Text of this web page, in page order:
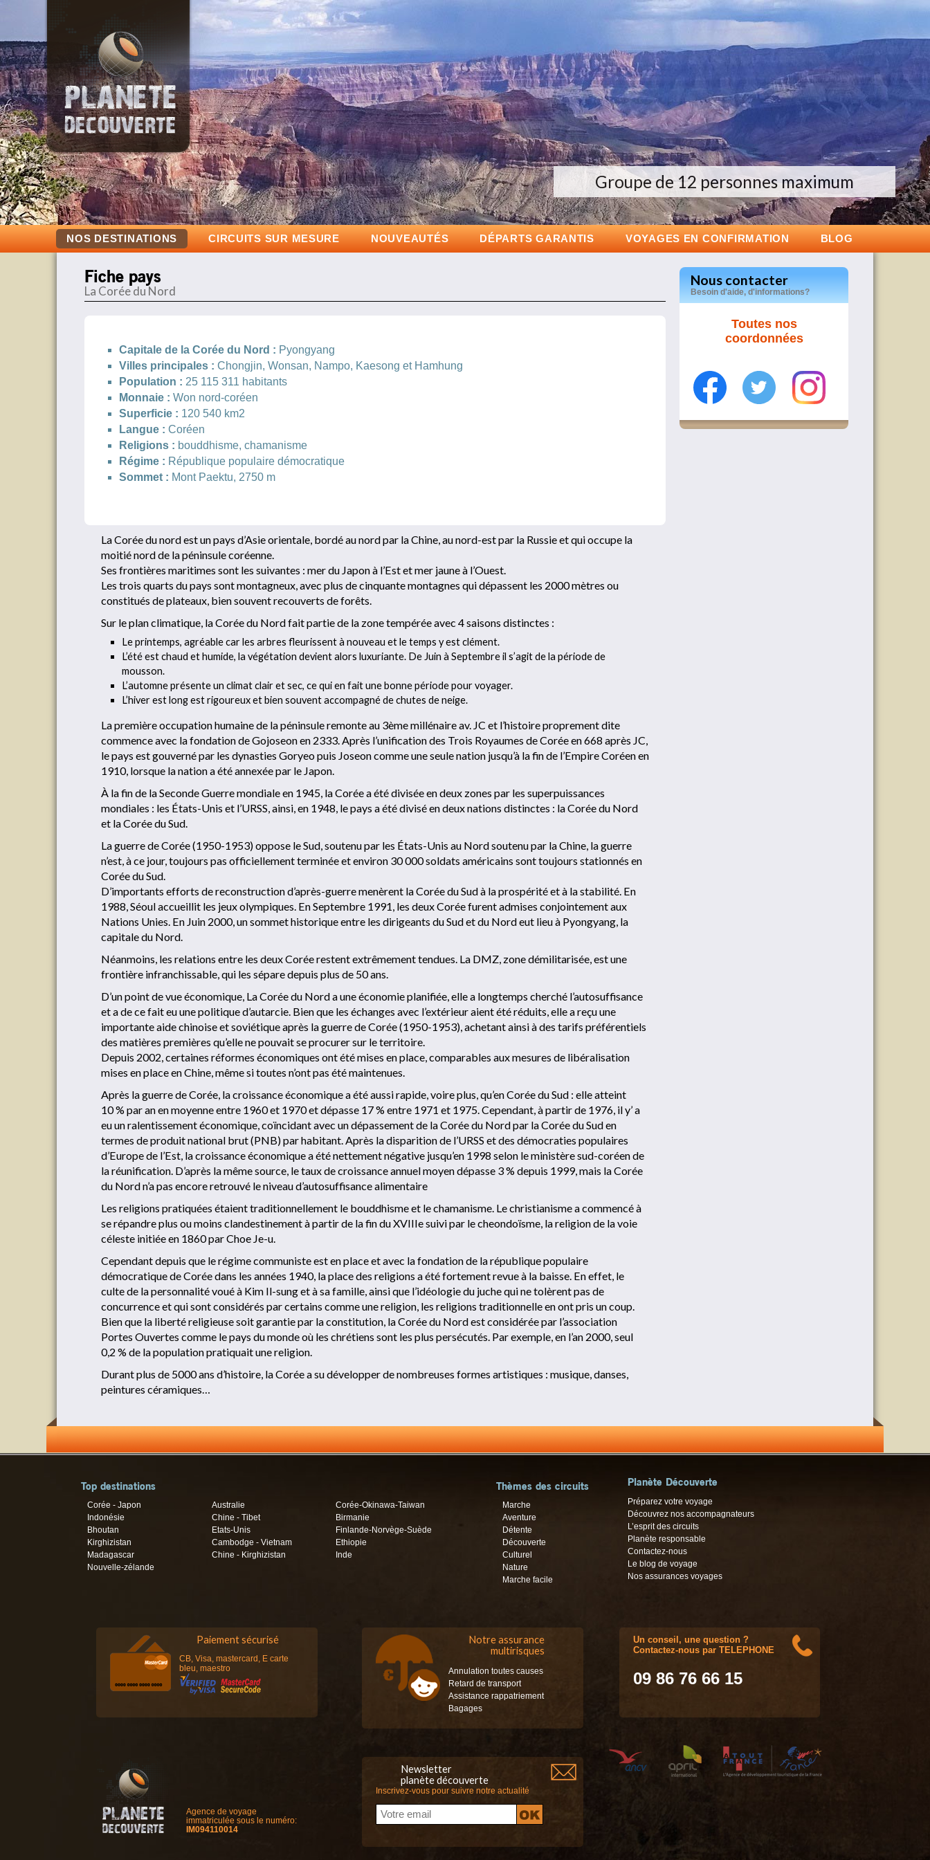
Groupes de 6 à 12 personnes
Des groupes de 6 à 12 personnes
Groupe de 12 personnes maximum
NOS DESTINATIONS CIRCUITS SUR MESURE NOUVEAUTÉS DÉPARTS GARANTIS VOYAGES EN CONFIRMATION BLOG
Fiche pays
La Corée du Nord
Capitale de la Corée du Nord : Pyongyang
Villes principales : Chongjin, Wonsan, Nampo, Kaesong et Hamhung
Population : 25 115 311 habitants
Monnaie : Won nord-coréen
Superficie : 120 540 km2
Langue : Coréen
Religions : bouddhisme, chamanisme
Régime : République populaire démocratique
Sommet : Mont Paektu, 2750 m
La Corée du nord est un pays d’Asie orientale, bordé au nord par la Chine, au nord-est par la Russie et qui occupe la
moitié nord de la péninsule coréenne.
Ses frontières maritimes sont les suivantes : mer du Japon à l’Est et mer jaune à l’Ouest.
Les trois quarts du pays sont montagneux, avec plus de cinquante montagnes qui dépassent les 2000 mètres ou
constitués de plateaux, bien souvent recouverts de forêts.
Sur le plan climatique, la Corée du Nord fait partie de la zone tempérée avec 4 saisons distinctes :
Le printemps, agréable car les arbres fleurissent à nouveau et le temps y est clément.
L’été est chaud et humide, la végétation devient alors luxuriante. De Juin à Septembre il s’agit de la période de
mousson.
L’automne présente un climat clair et sec, ce qui en fait une bonne période pour voyager.
L’hiver est long est rigoureux et bien souvent accompagné de chutes de neige.
La première occupation humaine de la péninsule remonte au 3ème millénaire av. JC et l’histoire proprement dite
commence avec la fondation de Gojoseon en 2333. Après l’unification des Trois Royaumes de Corée en 668 après JC,
le pays est gouverné par les dynasties Goryeo puis Joseon comme une seule nation jusqu’à la fin de l’Empire Coréen en
1910, lorsque la nation a été annexée par le Japon.
À la fin de la Seconde Guerre mondiale en 1945, la Corée a été divisée en deux zones par les superpuissances
mondiales : les États-Unis et l’URSS, ainsi, en 1948, le pays a été divisé en deux nations distinctes : la Corée du Nord
et la Corée du Sud.
La guerre de Corée (1950-1953) oppose le Sud, soutenu par les États-Unis au Nord soutenu par la Chine, la guerre
n’est, à ce jour, toujours pas officiellement terminée et environ 30 000 soldats américains sont toujours stationnés en
Corée du Sud.
D’importants efforts de reconstruction d’après-guerre menèrent la Corée du Sud à la prospérité et à la stabilité. En
1988, Séoul accueillit les jeux olympiques. En Septembre 1991, les deux Corée furent admises conjointement aux
Nations Unies. En Juin 2000, un sommet historique entre les dirigeants du Sud et du Nord eut lieu à Pyongyang, la
capitale du Nord.
Néanmoins, les relations entre les deux Corée restent extrêmement tendues. La DMZ, zone démilitarisée, est une
frontière infranchissable, qui les sépare depuis plus de 50 ans.
D’un point de vue économique, La Corée du Nord a une économie planifiée, elle a longtemps cherché l’autosuffisance
et a de ce fait eu une politique d’autarcie. Bien que les échanges avec l’extérieur aient été réduits, elle a reçu une
importante aide chinoise et soviétique après la guerre de Corée (1950-1953), achetant ainsi à des tarifs préférentiels
des matières premières qu’elle ne pouvait se procurer sur le territoire.
Depuis 2002, certaines réformes économiques ont été mises en place, comparables aux mesures de libéralisation
mises en place en Chine, même si toutes n’ont pas été maintenues.
Après la guerre de Corée, la croissance économique a été aussi rapide, voire plus, qu’en Corée du Sud : elle atteint
10 % par an en moyenne entre 1960 et 1970 et dépasse 17 % entre 1971 et 1975. Cependant, à partir de 1976, il y’ a
eu un ralentissement économique, coïncidant avec un dépassement de la Corée du Nord par la Corée du Sud en
termes de produit national brut (PNB) par habitant. Après la disparition de l’URSS et des démocraties populaires
d’Europe de l’Est, la croissance économique a été nettement négative jusqu’en 1998 selon le ministère sud-coréen de
la réunification. D’après la même source, le taux de croissance annuel moyen dépasse 3 % depuis 1999, mais la Corée
du Nord n’a pas encore retrouvé le niveau d’autosuffisance alimentaire
Les religions pratiquées étaient traditionnellement le bouddhisme et le chamanisme. Le christianisme a commencé à
se répandre plus ou moins clandestinement à partir de la fin du XVIIIe suivi par le cheondoïsme, la religion de la voie
céleste initiée en 1860 par Choe Je-u.
Cependant depuis que le régime communiste est en place et avec la fondation de la république populaire
démocratique de Corée dans les années 1940, la place des religions a été fortement revue à la baisse. En effet, le
culte de la personnalité voué à Kim Il-sung et à sa famille, ainsi que l’idéologie du juche qui ne tolèrent pas de
concurrence et qui sont considérés par certains comme une religion, les religions traditionnelle en ont pris un coup.
Bien que la liberté religieuse soit garantie par la constitution, la Corée du Nord est considérée par l’association
Portes Ouvertes comme le pays du monde où les chrétiens sont les plus persécutés. Par exemple, en l’an 2000, seul
0,2 % de la population pratiquait une religion.
Durant plus de 5000 ans d’histoire, la Corée a su développer de nombreuses formes artistiques : musique, danses,
peintures céramiques…
Nous contacter
Besoin d'aide, d'informations?
Toutes nos
coordonnées
Top destinations
Corée - Japon Australie
Corée-Okinawa-Taiwan
Indonésie
Chine - Tibet
Birmanie
Bhoutan
Etats-Unis
Finlande-Norvège-Suède
Kirghizistan
Cambodge - Vietnam
Ethiopie
Madagascar
Chine - Kirghizistan
Inde
Nouvelle-zélande
Thèmes des circuits
Marche
Aventure
Détente
Découverte
Culturel
Nature
Marche facile
Planète Découverte
Préparez votre voyage
Découvrez nos accompagnateurs
L’esprit des circuits
Planète responsable
Contactez-nous
Le blog de voyage
Nos assurances voyages
Paiement sécurisé
CB, Visa, mastercard, E carte
bleu, maestro
Notre assurance
multirisques
Annulation toutes causes
Retard de transport
Assistance rappatriement
Bagages
Un conseil, une question ?
Contactez-nous par TELEPHONE
09 86 76 66 15
Agence de voyage
immatriculée sous le numéro:
IM094110014
Newsletter
planète découverte
Inscrivez-vous pour suivre notre actualité